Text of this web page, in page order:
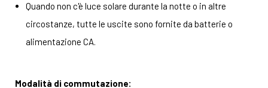
Quando non c'è luce solare durante la notte o in altre
circostanze, tutte le uscite sono fornite da batterie o
alimentazione CA.
Modalità di commutazione: